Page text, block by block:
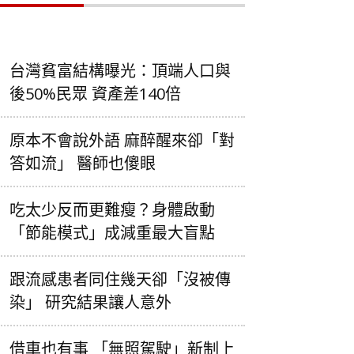
台灣貧富結構曝光：頂端人口與
後50%民眾 資產差140倍
原本不會說外語 麻醉醒來卻「對
答如流」 醫師也傻眼
吃太少反而更難瘦？身體啟動
「節能模式」成減重最大盲點
跟流感患者同住幾天卻「沒被傳
染」 研究結果讓人意外
借車也有事 「無照駕駛」新制上